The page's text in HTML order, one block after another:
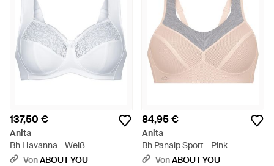
137,50 €
Anita
Bh Havanna - Weiß
VonABOUT YOU
84,95 €
Anita
Bh Panalp Sport - Pink
VonABOUT YOU